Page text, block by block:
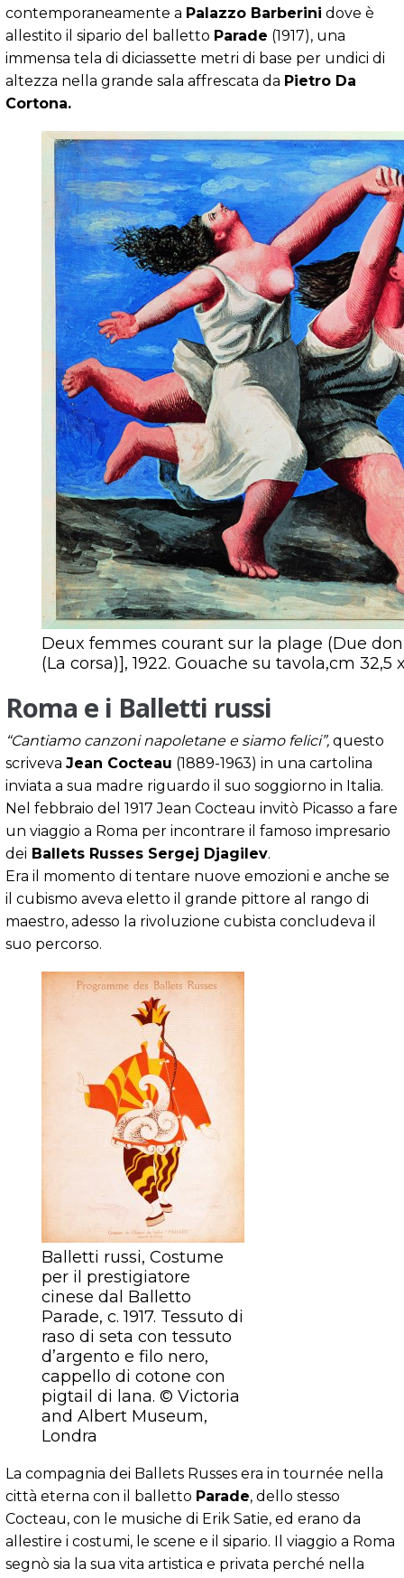
contemporaneamente a Palazzo Barberini dove è
allestito il sipario del balletto Parade (1917), una
immensa tela di diciassette metri di base per undici di
altezza nella grande sala affrescata da Pietro Da
Cortona.
Deux femmes courant sur la plage (Due
(La corsa)], 1922. Gouache su tavola,cm 32,5 x
Roma e i Balletti russi
“Cantiamo canzoni napoletane e siamo felici”, questo
scriveva Jean Cocteau (1889-1963) in una cartolina
inviata a sua madre riguardo il suo soggiorno in Italia.
Nel febbraio del 1917 Jean Cocteau invitò Picasso a fare
un viaggio a Roma per incontrare il famoso impresario
dei Ballets Russes Sergej Djagilev.
Era il momento di tentare nuove emozioni e anche se
il cubismo aveva eletto il grande pittore al rango di
maestro, adesso la rivoluzione cubista concludeva il
suo percorso.
Balletti russi, Costume
per il prestigiatore
cinese dal Balletto
Parade, c. 1917. Tessuto di
raso di seta con tessuto
d’argento e filo nero,
cappello di cotone con
pigtail di lana. © Victoria
and Albert Museum,
Londra
La compagnia dei Ballets Russes era in tournée nella
città eterna con il balletto Parade, dello stesso
Cocteau, con le musiche di Erik Satie, ed erano da
allestire i costumi, le scene e il sipario. Il viaggio a Roma
segnò sia la sua vita artistica e privata perché nella